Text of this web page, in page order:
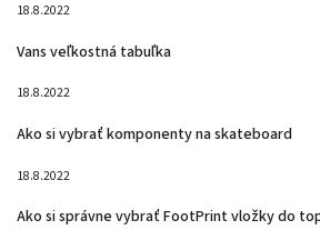
18.8.2022
Vans veľkostná tabuľka
18.8.2022
Ako si vybrať komponenty na skateboard
18.8.2022
Ako si správne vybrať FootPrint vložky do